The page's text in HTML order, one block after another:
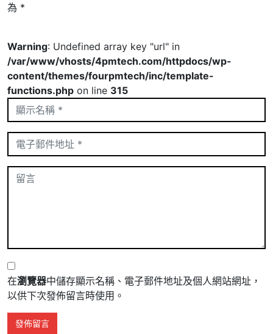
為 *
Warning: Undefined array key "url" in
/var/www/vhosts/4pmtech.com/httpdocs/wp-
content/themes/fourpmtech/inc/template-
functions.php on line 315
在瀏覽器中儲存顯示名稱、電子郵件地址及個人網站網址，
以供下次發佈留言時使用。